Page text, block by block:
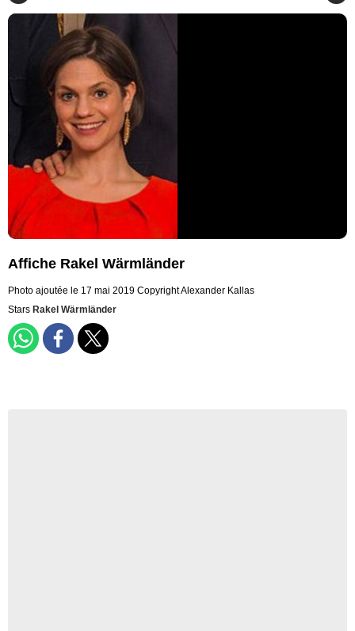
Affiche Rakel Wärmländer
Photo ajoutée le 17 mai 2019 Copyright Alexander Kallas
Stars Rakel Wärmländer